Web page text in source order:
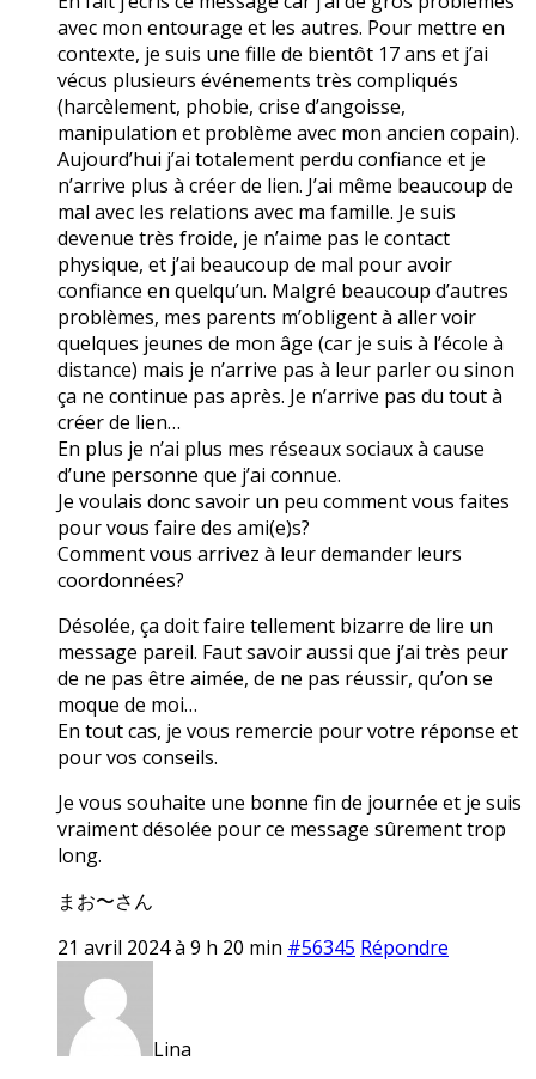
avec mon entourage et les autres. Pour mettre en
contexte, je suis une fille de bientôt 17 ans et j’ai
vécus plusieurs événements très compliqués
(harcèlement, phobie, crise d’angoisse,
manipulation et problème avec mon ancien copain).
Aujourd’hui j’ai totalement perdu confiance et je
n’arrive plus à créer de lien. J’ai même beaucoup de
mal avec les relations avec ma famille. Je suis
devenue très froide, je n’aime pas le contact
physique, et j’ai beaucoup de mal pour avoir
confiance en quelqu’un. Malgré beaucoup d’autres
problèmes, mes parents m’obligent à aller voir
quelques jeunes de mon âge (car je suis à l’école à
distance) mais je n’arrive pas à leur parler ou sinon
ça ne continue pas après. Je n’arrive pas du tout à
créer de lien…
En plus je n’ai plus mes réseaux sociaux à cause
d’une personne que j’ai connue.
Je voulais donc savoir un peu comment vous faites
pour vous faire des ami(e)s?
Comment vous arrivez à leur demander leurs
coordonnées?
Désolée, ça doit faire tellement bizarre de lire un
message pareil. Faut savoir aussi que j’ai très peur
de ne pas être aimée, de ne pas réussir, qu’on se
moque de moi…
En tout cas, je vous remercie pour votre réponse et
pour vos conseils.
Je vous souhaite une bonne fin de journée et je suis
vraiment désolée pour ce message sûrement trop
long.
まお〜さん
21 avril 2024 à 9 h 20 min #56345 Répondre
Lina